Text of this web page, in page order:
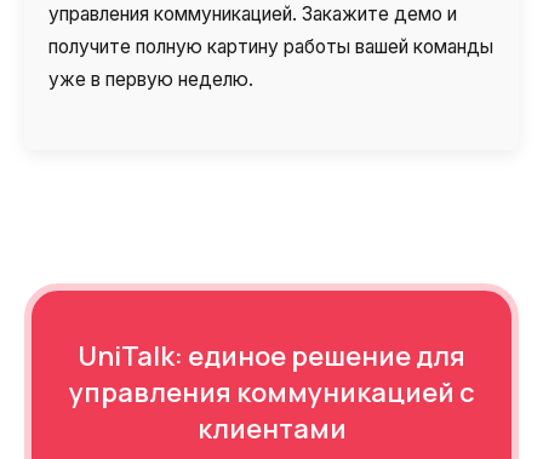
управления коммуникацией. Закажите демо и
получите полную картину работы вашей команды
уже в первую неделю.
UniTalk: единое решение для
управления коммуникацией с
клиентами